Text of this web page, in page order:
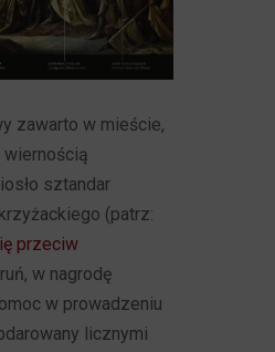
zawarto w mieście,
wiernością
sztandar
(patrz:
przeciw
w nagrodę
w prowadzeniu
licznymi